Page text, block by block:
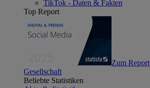
TikTok - Daten & Fakten
Top Report
Zum Report
Gesellschaft
Beliebte Statistiken